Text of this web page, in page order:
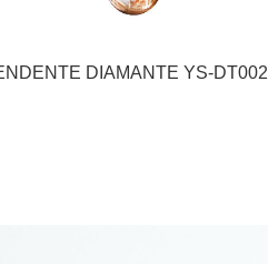
PENDENTE DIAMANTE YS-DT002